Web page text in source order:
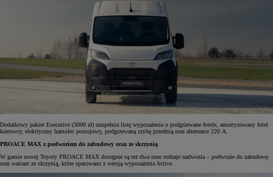
Dodatkowy pakiet Executive (3000 zł) uzupełnia listę wyposażenia o podgrzewane fotele, amortyzowany fotel
kierowcy, elektryczny hamulec postojowy, podgrzewaną szybę przednią oraz alternator 220 A.
PROACE MAX z podwoziem do zabudowy oraz ze skrzynią
W gamie nowej Toyoty PROACE MAX dostępne są też dwa inne rodzaje nadwozia – podwozie do zabudowy
oraz wariant ze skrzynią, które sparowano z wersją wyposażenia Active.